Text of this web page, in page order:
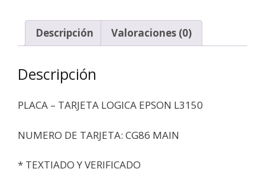
Descripción Valoraciones (0)
Descripción
PLACA – TARJETA LOGICA EPSON L3150
NUMERO DE TARJETA: CG86 MAIN
* TEXTIADO Y VERIFICADO